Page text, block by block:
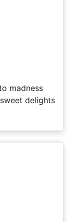
madness
delights